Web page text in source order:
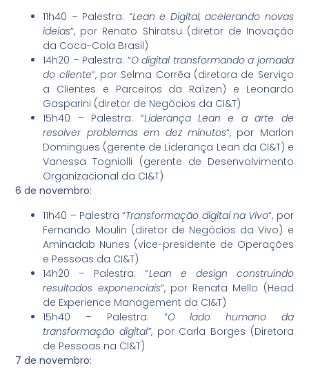
11h40 – Palestra: “Lean e Digital, acelerando novas
ideias“, por Renato Shiratsu (diretor de Inovação
da Coca-Cola Brasil)
14h20 – Palestra: “O digital transformando a jornada
do cliente“, por Selma Corrêa (diretora de Serviço
a Clientes e Parceiros da Raízen) e Leonardo
Gasparini (diretor de Negócios da CI&T)
15h40 – Palestra: “Liderança Lean e a arte de
resolver problemas em dez minutos“, por Marlon
Domingues (gerente de Liderança Lean da CI&T) e
Vanessa Togniolli (gerente de Desenvolvimento
Organizacional da CI&T)
6 de novembro:
11h40 – Palestra “Transformação digital na Vivo“, por
Fernando Moulin (diretor de Negócios da Vivo) e
Aminadab Nunes (vice-presidente de Operações
e Pessoas da CI&T)
14h20 – Palestra: “Lean e design construindo
resultados exponenciais“, por Renata Mello (Head
de Experience Management da CI&T)
15h40 – Palestra: “O lado humano da
transformação digital”, por Carla Borges (Diretora
de Pessoas na CI&T)
7 de novembro: